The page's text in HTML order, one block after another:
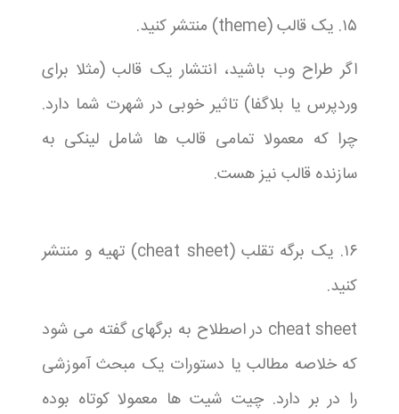
۱۵. یک قالب (theme) منتشر کنید.
اگر طراح وب باشید، انتشار یک قالب (مثلا برای
وردپرس یا بلاگفا) تاثیر خوبی در شهرت شما دارد.
چرا که معمولا تمامی قالب ها شامل لینکی به
سازنده قالب نیز هست.
۱۶. یک برگه تقلب (cheat sheet) تهیه و منتشر
کنید.
cheat sheet در اصطلاح به برگهای گفته می شود
که خلاصه مطالب یا دستورات یک مبحث آموزشی
را در بر دارد. چیت شیت ها معمولا کوتاه بوده